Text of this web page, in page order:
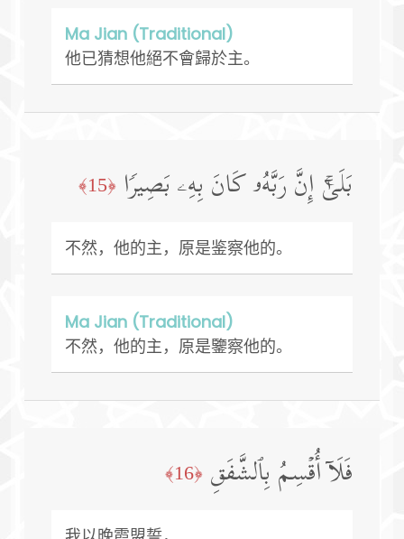
Ma Jian (Traditional)
他已猜想他絕不會歸於主。
بَلَىٰۤۚ إِنَّ رَبَّهُۥ كَانَ بِهِۦ بَصِیرࣰا ﴿15﴾
不然，他的主，原是鉴察他的。
Ma Jian (Traditional)
不然，他的主，原是鑒察他的。
فَلَاۤ أُقۡسِمُ بِٱلشَّفَقِ ﴿16﴾